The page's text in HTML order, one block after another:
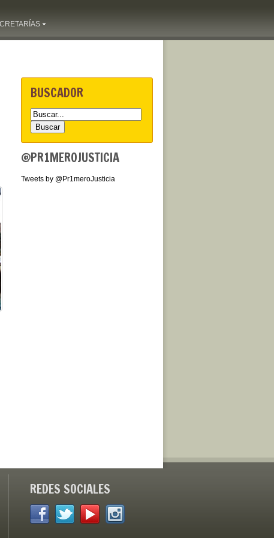
BUSCADOR
@PR1MEROJUSTICIA
Tweets by @Pr1meroJusticia
REDES SOCIALES